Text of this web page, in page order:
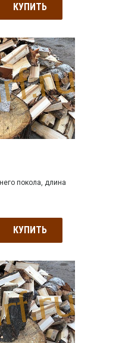
КУПИТЬ
покола, длина
КУПИТЬ